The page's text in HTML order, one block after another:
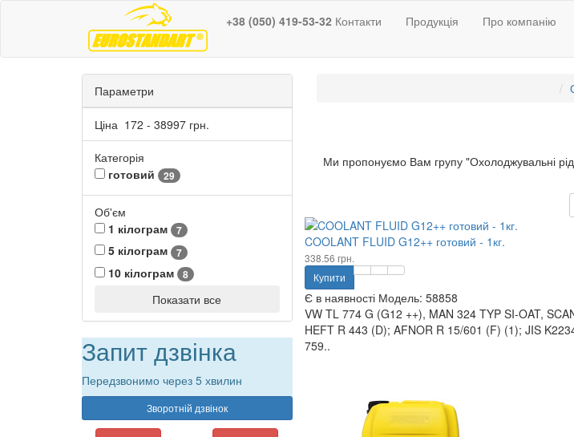
+38 (050) 419-53-32 Контакти Продукція Про компанію
Параметри
Ціна 172 - 38997 грн.
Категорія
готовий
29
Об'єм
1 кілограм
7
5 кілограм 7
10 кілограм 8
Показати все
Запит дзвінка
Передзвонимо через 5 хвилин
Зворотній дзвінок
Ми пропонуємо Вам групу "Охолоджувальні
COOLANT FLUID G12++ готовий - 1кг.
338.56 грн.
Купити
Є в наявності Модель: 58858
VW TL 774 G (G12 ++), MAN 324 TYP SI-OAT,
HEFT R 443 (D); AFNOR R 15/601 (F) (1); JIS
759..